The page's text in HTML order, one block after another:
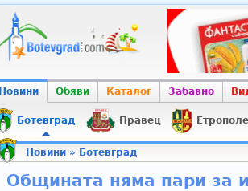
Новини Обяви Каталог Забавно
Ботевград Правец Етрополе
Новини» Ботевград
Общината няма пари за